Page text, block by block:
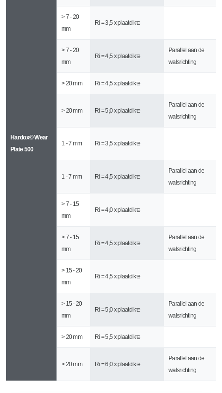
> 7 - 20
mm
Ri = 3,5 x plaatdikte
> 7 - 20
mm
Ri = 4,5 x plaatdikte
Parallel aan de
walsrichting
> 20 mm Ri = 4,5 x plaatdikte
> 20 mm Ri = 5,0 x plaatdikte
Parallel aan de
walsrichting
Hardox© Wear
Plate 500
1 - 7 mm Ri = 3,5 x plaatdikte
1 - 7 mm Ri = 4,5 x plaatdikte
Parallel aan de
walsrichting
> 7 - 15
mm
Ri = 4,0 x plaatdikte
> 7 - 15
mm
Ri = 4,5 x plaatdikte
Parallel aan de
walsrichting
> 15 - 20
mm
Ri = 4,5 x plaatdikte
> 15 - 20
mm
Ri = 5,0 x plaatdikte
Parallel aan de
walsrichting
> 20 mm Ri = 5,5 x plaatdikte
> 20 mm Ri = 6,0 x plaatdikte
Parallel aan de
walsrichting